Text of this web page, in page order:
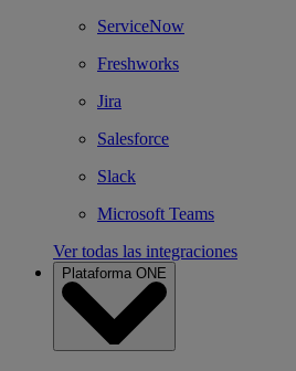
ServiceNow
Freshworks
Jira
Salesforce
Slack
Microsoft Teams
Ver todas las integraciones
Plataforma ONE